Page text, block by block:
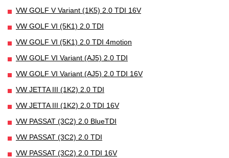
VW GOLF V Variant (1K5) 2.0 TDI 16V
VW GOLF VI (5K1) 2.0 TDI
VW GOLF VI (5K1) 2.0 TDI 4motion
VW GOLF VI Variant (AJ5) 2.0 TDI
VW GOLF VI Variant (AJ5) 2.0 TDI 16V
VW JETTA III (1K2) 2.0 TDI
VW JETTA III (1K2) 2.0 TDI 16V
VW PASSAT (3C2) 2.0 BlueTDI
VW PASSAT (3C2) 2.0 TDI
VW PASSAT (3C2) 2.0 TDI 16V